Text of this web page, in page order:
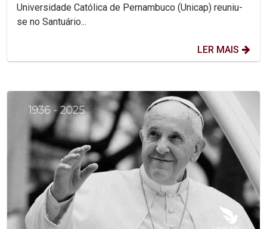
Universidade Católica de Pernambuco (Unicap) reuniu-
se no Santuário...
LER MAIS